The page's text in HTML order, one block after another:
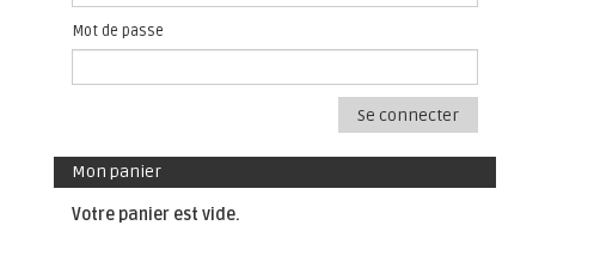
Mot de passe
Se connecter
Mon panier
Votre panier est vide.